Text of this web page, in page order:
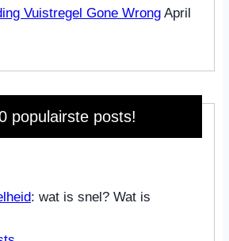
Vuistregel Gone Wrong April
populairste posts!
: wat is snel? Wat is